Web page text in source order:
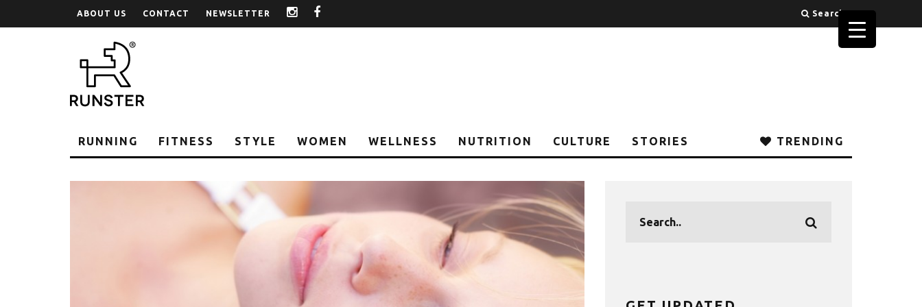
ABOUT US CONTACT NEWSLETTER instagram Search
RUNNING FITNESS STYLE WOMEN WELLNESS NUTRITION CULTURE STORIES TRENDING